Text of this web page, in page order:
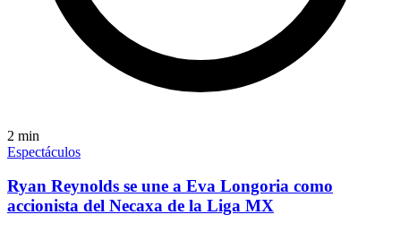
2 min
Espectáculos
Ryan Reynolds se une a Eva Longoria como
accionista del Necaxa de la Liga MX